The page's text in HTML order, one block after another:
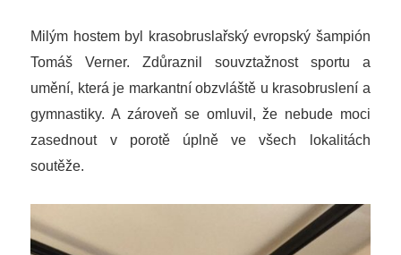
Milým hostem byl krasobruslařský evropský šampión
Tomáš Verner. Zdůraznil souvztažnost sportu a
umění, která je markantní obzvláště u krasobruslení a
gymnastiky. A zároveň se omluvil, že nebude moci
zasednout v porotě úplně ve všech lokalitách
soutěže.